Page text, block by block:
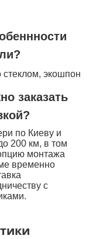
экошпон
заказать
по Киеву и
200 км, в том
монтажа
временно
с